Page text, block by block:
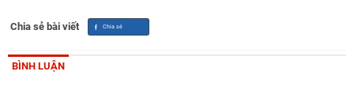
Chia sẻ bài viết
BÌNH LUẬN